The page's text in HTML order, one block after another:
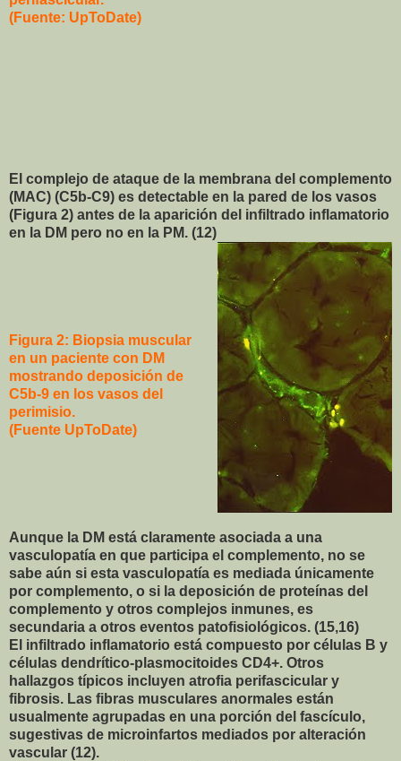
(Fuente: UpToDate)
El complejo de ataque de la membrana del complemento
(MAC) (C5b-C9) es detectable en la pared de los vasos
(Figura 2) antes de la aparición del infiltrado inflamatorio
en la DM pero no en la PM. (12)
Figura 2: Biopsia muscular
en un paciente con DM
mostrando deposición de
C5b-9 en los vasos del
perimisio.
(Fuente UpToDate)
Aunque la DM está claramente asociada a una
vasculopatía en que participa el complemento, no se
sabe aún si esta vasculopatía es mediada únicamente
por complemento, o si la deposición de proteínas del
complemento y otros complejos inmunes, es
secundaria a otros eventos patofisiológicos. (15,16)
El infiltrado inflamatorio está compuesto por células B y
células dendrítico-plasmocitoides CD4+. Otros
hallazgos típicos incluyen atrofia perifascicular y
fibrosis. Las fibras musculares anormales están
usualmente agrupadas en una porción del fascículo,
sugestivas de microinfartos mediados por alteración
vascular (12).